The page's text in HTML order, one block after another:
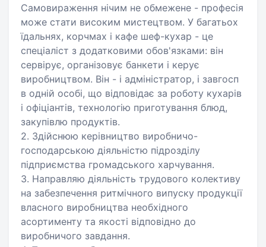
Самовираження нічим не обмежене - професія
може стати високим мистецтвом. У багатьох
їдальнях, корчмах і кафе шеф-кухар - це
спеціаліст з додатковими обов'язками: він
сервірує, організовує банкети і керує
виробництвом. Він - і адміністратор, і завгосп
в одній особі, що відповідає за роботу кухарів
і офіціантів, технологію приготування блюд,
закупівлю продуктів.
2. Здійснюю керівництво виробничо-
господарською діяльністю підрозділу
підприємства громадського харчування.
3. Направляю діяльність трудового колективу
на забезпечення ритмічного випуску продукції
власного виробництва необхідного
асортименту та якості відповідно до
виробничого завдання.